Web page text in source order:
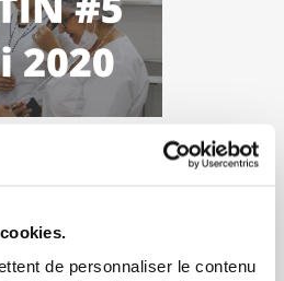
de personnaliser le contenu